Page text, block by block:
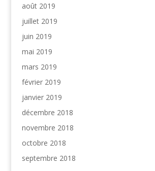
août 2019
juillet 2019
juin 2019
mai 2019
mars 2019
février 2019
janvier 2019
décembre 2018
novembre 2018
octobre 2018
septembre 2018